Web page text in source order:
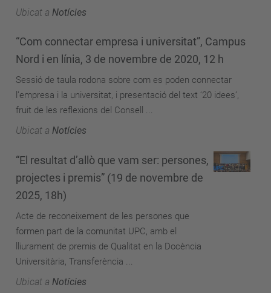
Ubicat a Notícies
“Com connectar empresa i universitat”, Campus
Nord i en línia, 3 de novembre de 2020, 12 h
Sessió de taula rodona sobre com es poden connectar
l’empresa i la universitat, i presentació del text ‘20 idees’,
fruit de les reflexions del Consell ...
Ubicat a Notícies
“El resultat d’allò que vam ser: persones,
projectes i premis” (19 de novembre de
2025, 18h)
Acte de reconeixement de les persones que
formen part de la comunitat UPC, amb el
lliurament de premis de Qualitat en la Docència
Universitària, Transferència ...
Ubicat a Notícies